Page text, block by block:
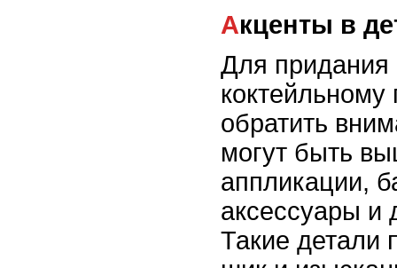
Акценты в
Для
обратить
могут быть
аппликации,
аксессуары и
Такие детали